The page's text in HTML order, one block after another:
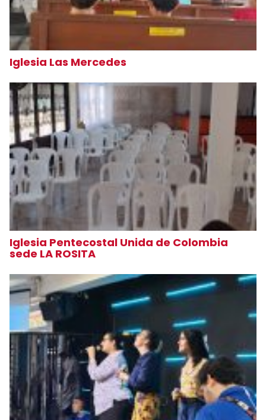
Iglesia Las Mercedes
Iglesia Pentecostal Unida de Colombia
sede LA ROSITA